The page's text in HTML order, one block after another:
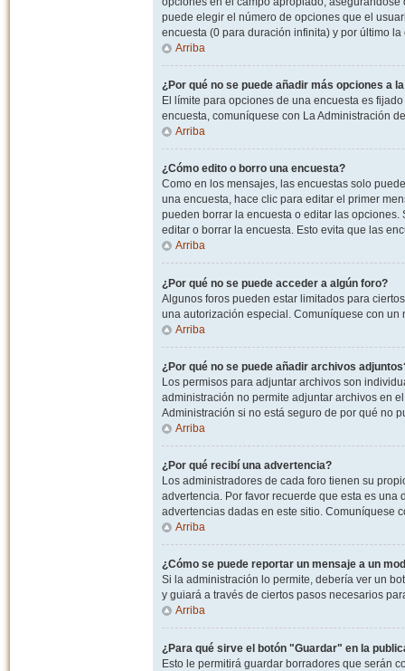
puede elegir el número de opciones que el
encuesta (0 para duración infinita) y por último
Arriba
¿Por qué no se puede añadir más opciones a
El límite para opciones de una encuesta es
encuesta, comuníquese con La Administración
Arriba
¿Cómo edito o borro una encuesta?
Como en los mensajes, las encuestas solo
una encuesta, hace clic para editar el primer
pueden borrar la encuesta o editar las
editar o borrar la encuesta. Esto evita que las
Arriba
¿Por qué no se puede acceder a algún foro?
Algunos foros pueden estar limitados para
una autorización especial. Comuníquese con
Arriba
¿Por qué no se puede añadir archivos
Los permisos para adjuntar archivos son
administración no permite adjuntar archivos en
Administración si no está seguro de por qué no
Arriba
¿Por qué recibí una advertencia?
Los administradores de cada foro tienen su
advertencia. Por favor recuerde que esta es
advertencias dadas en este sitio. Comuníquese
Arriba
¿Cómo se puede reportar un mensaje a un
Si la administración lo permite, debería ver un
y guiará a través de ciertos pasos necesarios
Arriba
¿Para qué sirve el botón "Guardar" en la
Esto le permitirá guardar borradores que serán